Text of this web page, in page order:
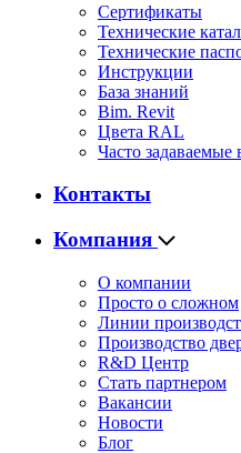
Сертификаты
Технические
Технические
Инструкции
База знаний
Bim. Revit
Цвета RAL
Часто задаваемые
Контакты
Компания
О компании
Просто о сложном
Линии
Производство
R&D Центр
Стать партнером
Вакансии
Новости
Блог